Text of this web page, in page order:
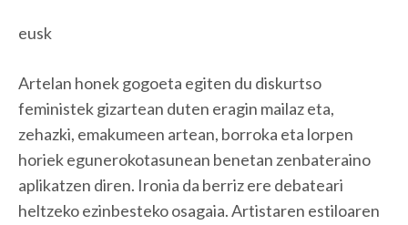
eusk
Artelan honek gogoeta egiten du diskurtso
feministek gizartean duten eragin mailaz eta,
zehazki, emakumeen artean, borroka eta lorpen
horiek egunerokotasunean benetan zenbateraino
aplikatzen diren. Ironia da berriz ere debateari
heltzeko ezinbesteko osagaia. Artistaren estiloaren